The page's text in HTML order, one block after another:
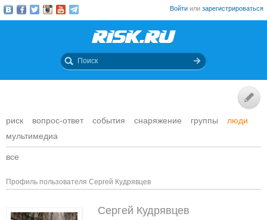
Войти или зарегистрироваться
риск вопрос-ответ события снаряжение группы
люди
мультимедиа
все
Профиль пользователя Сергей Кудрявцев
Сергей Кудрявцев